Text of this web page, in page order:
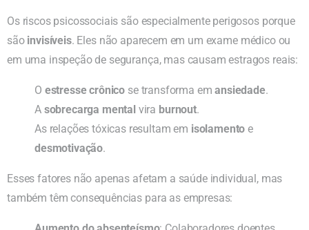
Os riscos psicossociais são especialmente perigosos porque
são invisíveis. Eles não aparecem em um exame médico ou
em uma inspeção de segurança, mas causam estragos reais:
O estresse crônico se transforma emansiedade.
A sobrecarga mental vira burnout.
As relações tóxicas resultam em isolamento e
desmotivação.
Esses fatores não apenas afetam a saúde individual, mas
também têm consequências para as empresas: